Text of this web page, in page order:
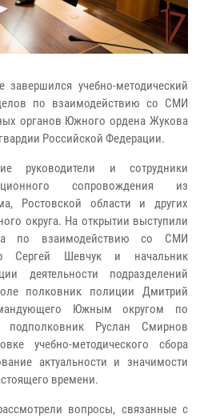
завершился учебно-методический
по взаимодействию со СМИ
органов Южного ордена Жукова
Российской Федерации.
руководители и сотрудники
сопровождения из
Ростовской области и других
округа. На открытии выступили
по взаимодействию со СМИ
Сергей Шевчук и начальник
деятельности подразделений
полковник полиции Дмитрий
Южным округом по
Руслан Смирнов
учебно-методического сбора
актуальности и значимости
времени.
вопросы, связанные с